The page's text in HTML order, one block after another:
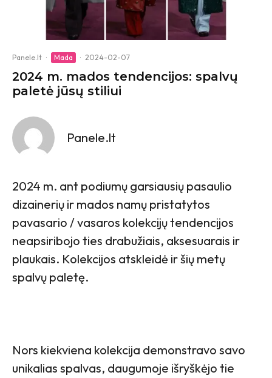
Panele.lt · Mada · 2024-02-07
2024 m. mados tendencijos: spalvų
paletė jūsų stiliui
Panele.lt
2024 m. ant podiumų garsiausių pasaulio
dizainerių ir mados namų pristatytos
pavasario / vasaros kolekcijų tendencijos
neapsiribojo ties drabužiais, aksesuarais ir
plaukais. Kolekcijos atskleidė ir šių metų
spalvų paletę.
Nors kiekviena kolekcija demonstravo savo
unikalias spalvas, daugumoje išryškėjo tie